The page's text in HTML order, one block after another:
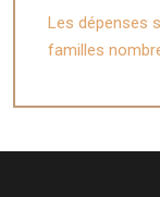
Les dépenses
familles